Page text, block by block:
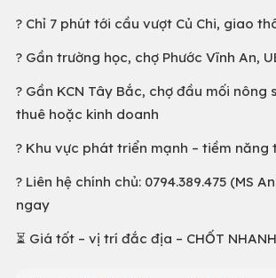
?️ Chỉ 7 phút tới cầu vượt Củ Chi, giao
? Gần trường học, chợ Phước Vĩnh An,
? Gần KCN Tây Bắc, chợ đầu mối nông
thuê hoặc kinh doanh
? Khu vực phát triển mạnh – tiềm năng
? Liên hệ chính chủ: 0794.389.475 (MS
ngay
⏳ Giá tốt – vị trí đắc địa – CHỐT NHANH